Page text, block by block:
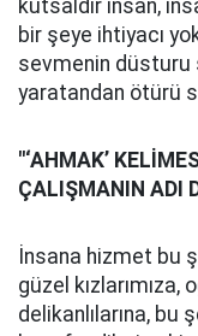
kutsaldır insan,
bir şeye ihtiyacı
sevmenin düsturu
yaratandan ötürü
"‘AHMAK’
ÇALIŞMANIN ADI
İnsana hizmet bu
güzel kızlarımıza,
delikanlılarına, bu